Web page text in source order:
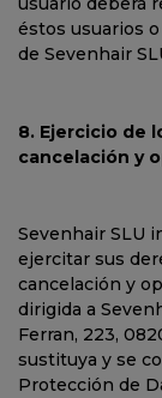
éstos usuarios
de Sevenhair
8. Ejercicio de
cancelación y
Sevenhair SLU
ejercitar sus
cancelación y
dirigida a
Ferran, 223,
sustituya y se
Protección de